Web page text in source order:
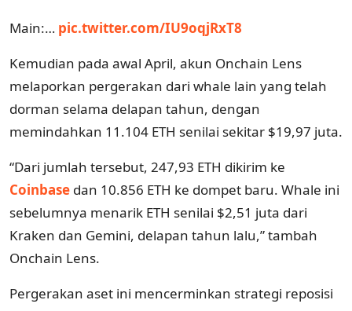
Main:… pic.twitter.com/IU9oqjRxT8
Kemudian pada awal April, akun Onchain Lens
melaporkan pergerakan dari whale lain yang telah
dorman selama delapan tahun, dengan
memindahkan 11.104 ETH senilai sekitar $19,97 juta.
“Dari jumlah tersebut, 247,93 ETH dikirim ke
Coinbase dan 10.856 ETH ke dompet baru. Whale ini
sebelumnya menarik ETH senilai $2,51 juta dari
Kraken dan Gemini, delapan tahun lalu,” tambah
Onchain Lens.
Pergerakan aset ini mencerminkan strategi reposisi